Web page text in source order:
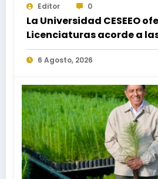
Editor 0
La Universidad CESEEO
Licenciaturas acorde a
necesidades educativas
egresados de escuelas
6 Agosto, 2026